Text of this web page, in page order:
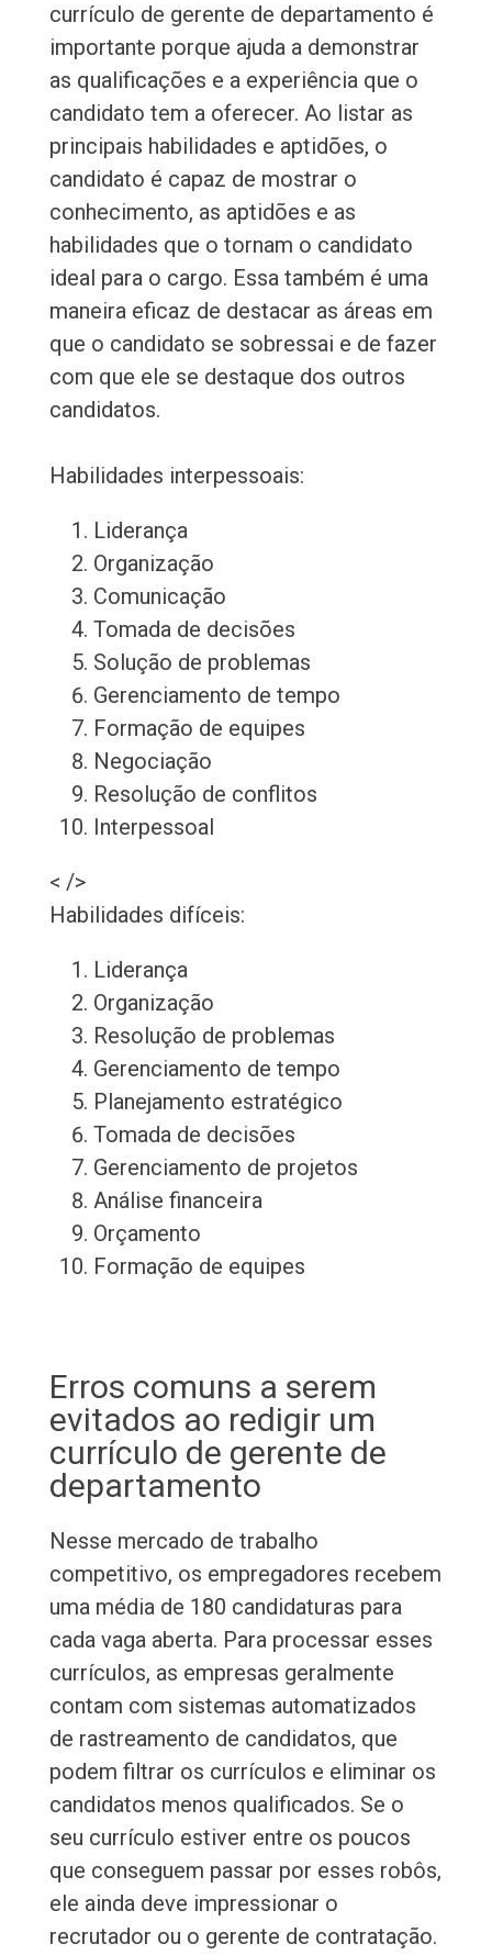
currículo de gerente de departamento é
importante porque ajuda a demonstrar
as qualificações e a experiência que o
candidato tem a oferecer. Ao listar as
principais habilidades e aptidões, o
candidato é capaz de mostrar o
conhecimento, as aptidões e as
habilidades que o tornam o candidato
ideal para o cargo. Essa também é uma
maneira eficaz de destacar as áreas em
que o candidato se sobressai e de fazer
com que ele se destaque dos outros
candidatos.
Habilidades interpessoais:
Liderança
Organização
Comunicação
Tomada de decisões
Solução de problemas
Gerenciamento de tempo
Formação de equipes
Negociação
Resolução de conflitos
Interpessoal
< />
Habilidades difíceis:
Liderança
Organização
Resolução de problemas
Gerenciamento de tempo
Planejamento estratégico
Tomada de decisões
Gerenciamento de projetos
Análise financeira
Orçamento
Formação de equipes
Erros comuns a serem
evitados ao redigir um
currículo de gerente de
departamento
Nesse mercado de trabalho
competitivo, os empregadores recebem
uma média de 180 candidaturas para
cada vaga aberta. Para processar esses
currículos, as empresas geralmente
contam com sistemas automatizados
de rastreamento de candidatos, que
podem filtrar os currículos e eliminar os
candidatos menos qualificados. Se o
seu currículo estiver entre os poucos
que conseguem passar por esses robôs,
ele ainda deve impressionar o
recrutador ou o gerente de contratação.